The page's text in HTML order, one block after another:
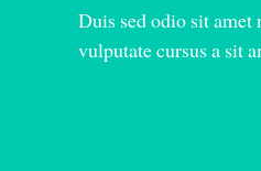
Duis sed odio sit amet
vulputate cursus a sit